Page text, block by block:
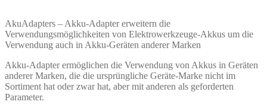
AkuAdapters – Akku-Adapter erweitern die
Verwendungsmöglichkeiten von Elektrowerkzeuge-Akkus um die
Verwendung auch in Akku-Geräten anderer Marken
Akku-Adapter ermöglichen die Verwendung von Akkus in Geräten
anderer Marken, die die ursprüngliche Geräte-Marke nicht im
Sortiment hat oder zwar hat, aber mit anderen als geforderten
Parameter.